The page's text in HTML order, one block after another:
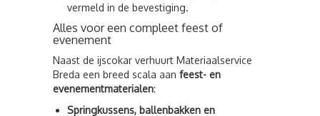
vermeld in de bevestiging.
Alles voor een compleet feest of
evenement
Naast de ijscokar verhuurt Materiaalservice
Breda een breed scala aan feest- en
evenementmaterialen:
Springkussens, ballenbakken en